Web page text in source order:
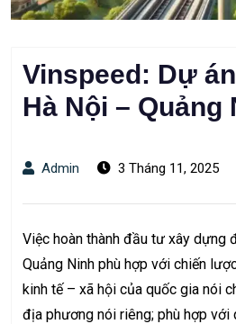
Vinspeed: Dự
Hà Nội – Quảng
Admin 3 Tháng 11, 2025
Việc hoàn thành đầu tư xây dựng
Quảng Ninh phù hợp với chiến
kinh tế – xã hội của quốc gia nói
địa phương nói riêng; phù hợp với